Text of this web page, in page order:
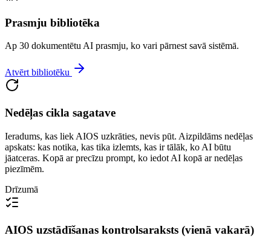
Prasmju bibliotēka
Ap 30 dokumentētu AI prasmju, ko vari pārnest savā sistēmā.
Atvērt bibliotēku
Nedēļas cikla sagatave
Ieradums, kas liek AIOS uzkrāties, nevis pūt. Aizpildāms nedēļas
apskats: kas notika, kas tika izlemts, kas ir tālāk, ko AI būtu
jāatceras. Kopā ar precīzu prompt, ko iedot AI kopā ar nedēļas
piezīmēm.
Drīzumā
AIOS uzstādīšanas kontrolsaraksts (vienā vakarā)